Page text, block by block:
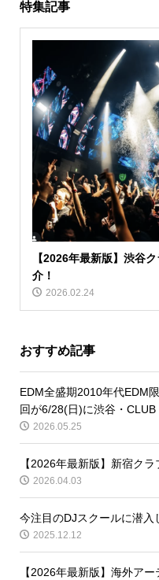
特集記事
【2026年最新版】渋谷
介！
2026.02.24
おすすめ記事
EDM全盛期2010年代EDM
回が6/28(日)に渋谷・CLUB
2026.05.25
【2026年最新版】新宿ク
2026.04.03
今注目のDJスクールに潜入
2025.12.12
【2026年最新版】海外ア